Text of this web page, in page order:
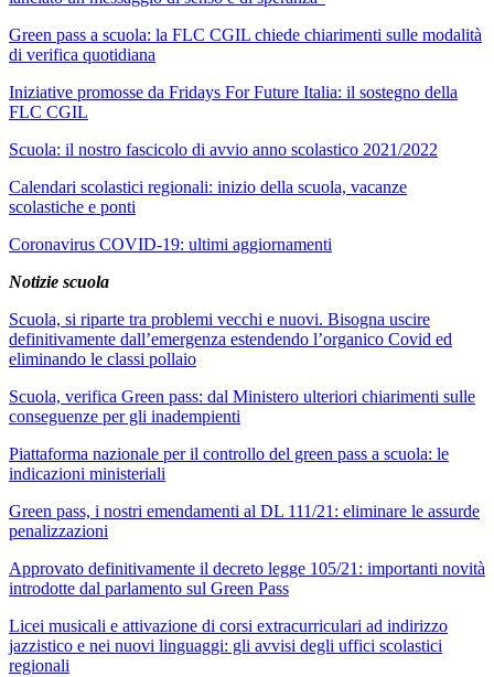
Green pass a scuola: la FLC CGIL chiede chiarimenti sulle modalità
di verifica quotidiana
Iniziative promosse da Fridays For Future Italia: il sostegno della
FLC CGIL
Scuola: il nostro fascicolo di avvio anno scolastico 2021/2022
Calendari scolastici regionali: inizio della scuola, vacanze
scolastiche e ponti
Coronavirus COVID-19: ultimi aggiornamenti
Notizie scuola
Scuola, si riparte tra problemi vecchi e nuovi. Bisogna uscire
definitivamente dall’emergenza estendendo l’organico Covid ed
eliminando le classi pollaio
Scuola, verifica Green pass: dal Ministero ulteriori chiarimenti sulle
conseguenze per gli inadempienti
Piattaforma nazionale per il controllo del green pass a scuola: le
indicazioni ministeriali
Green pass, i nostri emendamenti al DL 111/21: eliminare le assurde
penalizzazioni
Approvato definitivamente il decreto legge 105/21: importanti novità
introdotte dal parlamento sul Green Pass
Licei musicali e attivazione di corsi extracurriculari ad indirizzo
jazzistico e nei nuovi linguaggi: gli avvisi degli uffici scolastici
regionali